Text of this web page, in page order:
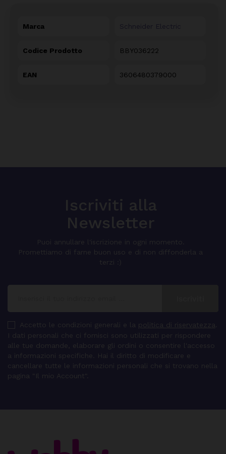
Marca Schneider Electric
Codice Prodotto BBY036222
EAN 3606480379000
Iscriviti alla
Newsletter
Puoi annullare l'iscrizione in ogni momento.
Promettiamo di farne buon uso e di non diffonderla a
terzi :)
Accetto le condizioni generali e la politica di riservatezza
I dati personali che ci fornisci sono utilizzati per rispondere
alle tue domande, elaborare gli ordini o consentire l'accesso
a informazioni specifiche. Hai il diritto di modificare e
cancellare tutte le informazioni personali che si trovano nella
pagina "Il mio Account".